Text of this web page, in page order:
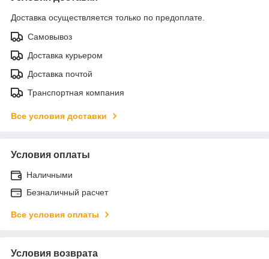
Доставка осуществляется только по предоплате.
Самовывоз
Доставка курьером
Доставка почтой
Транспортная компания
Все условия доставки
Условия оплаты
Наличными
Безналичный расчет
Все условия оплаты
Условия возврата